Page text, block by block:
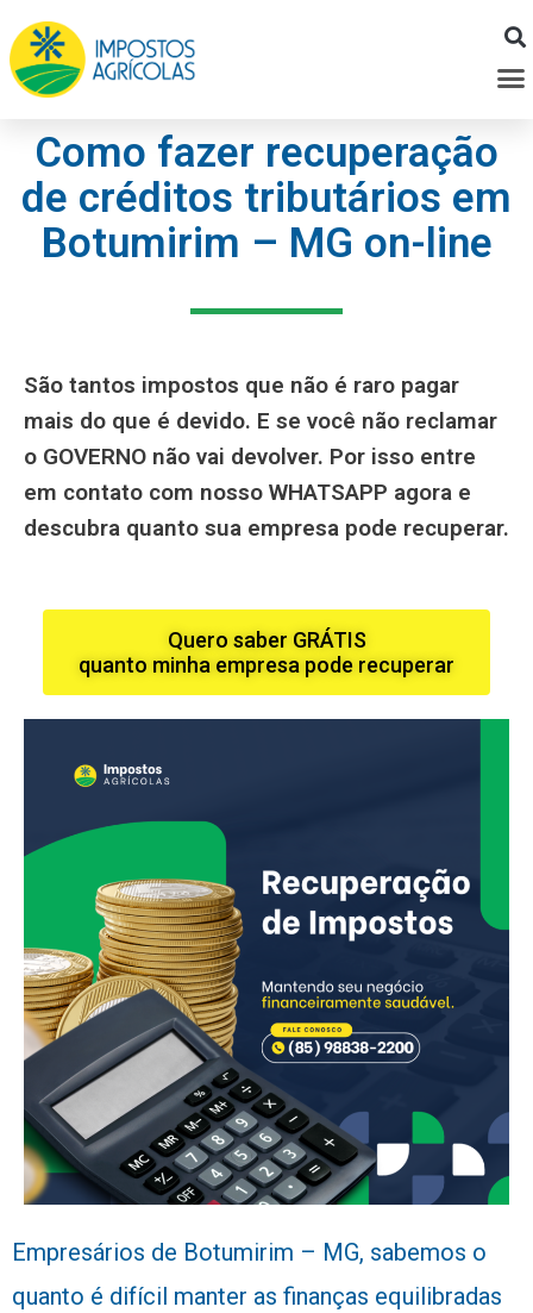
para
Como fazer recuperação
de créditos tributários em
Botumirim – MG on-line
São tantos impostos que não é raro pagar
mais do que é devido. E se você não reclamar
o GOVERNO não vai devolver. Por isso entre
em contato com nosso WHATSAPP agora e
descubra quanto sua empresa pode recuperar.
Quero saber GRÁTIS
quanto minha empresa pode recuperar
Empresários de Botumirim – MG, sabemos o
quanto é difícil manter as finanças equilibradas